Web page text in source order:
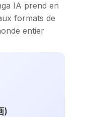
IA prend en
formats de
entier
)